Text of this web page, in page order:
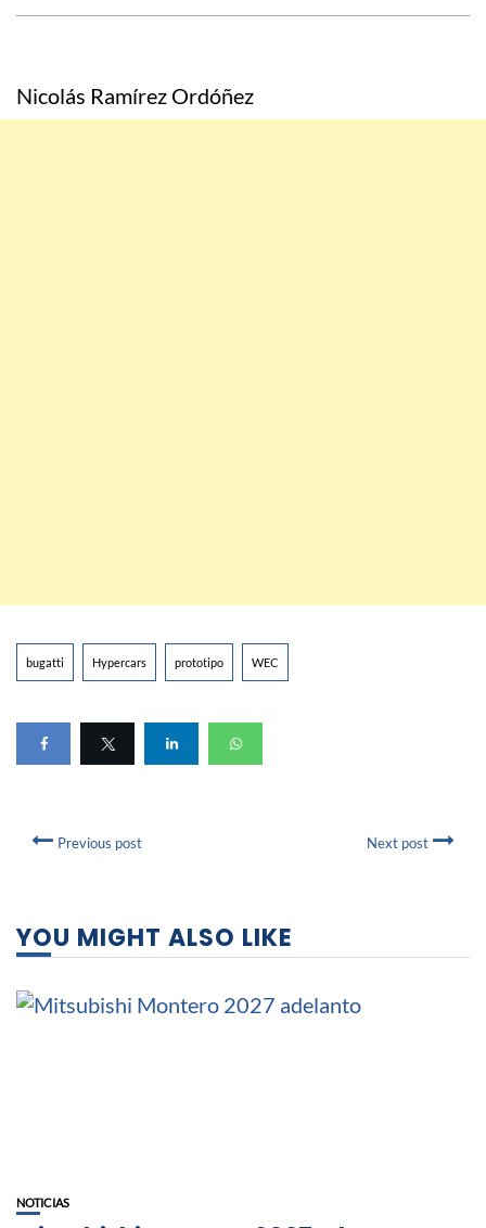
Nicolás Ramírez Ordóñez
bugatti Hypercars prototipo WEC
Previous post Next post
YOU MIGHT ALSO LIKE
NOTICIAS